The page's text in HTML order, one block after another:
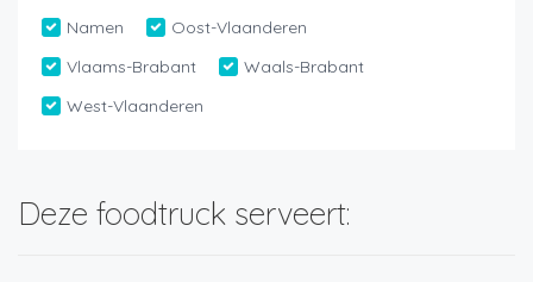
Namen
Oost-Vlaanderen
Vlaams-Brabant
Waals-Brabant
West-Vlaanderen
Deze foodtruck serveert: